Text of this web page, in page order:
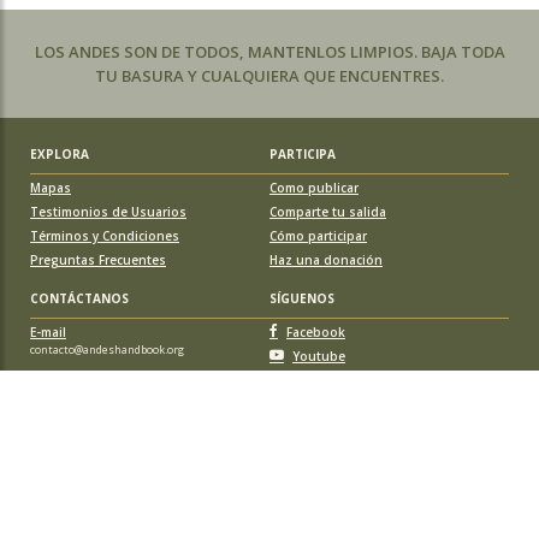
LOS ANDES SON DE TODOS, MANTENLOS LIMPIOS. BAJA TODA
TU BASURA Y CUALQUIERA QUE ENCUENTRES.
EXPLORA
PARTICIPA
Mapas
Testimonios de Usuarios
Términos y Condiciones
Preguntas Frecuentes
Como publicar
Comparte tu salida
Cómo participar
Haz una donación
CONTÁCTANOS
SÍGUENOS
E-mail
contacto@andeshandbook.org
Facebook
Youtube